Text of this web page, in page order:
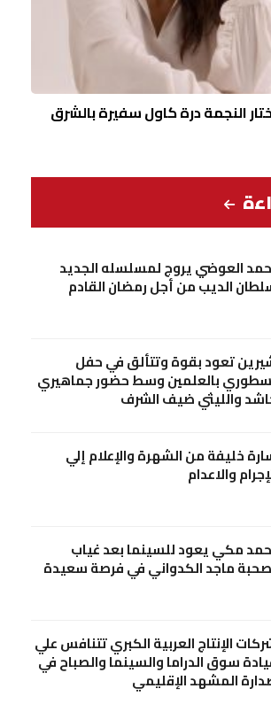
النجمة درة كاول سفيرة بالشرق
العوضي يروج لمسلسله الجديد
الديب من أجل رمضان القادم
تعود بقوة وتتألق في حفل
بالعلمين وسط حضور جماهيري
والليثي ضيف الشرف
خليفة من الشهرة والإعلام إلي
والاعدام
مكي يعود للسينما بعد غياب
ماجد الكدواني في فرصة سعيدة
الإنتاج العربية الكبري تتنافس علي
سوق الدراما والسينما والصباح في
المشهد الإقليمي